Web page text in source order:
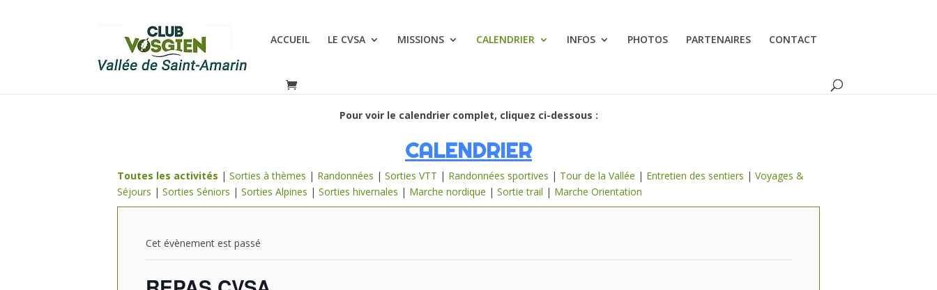
ACCUEIL LE CVSA MISSIONS CALENDRIER INFOS PHOTOS PARTENAIRES CONTACT
Pour voir le calendrier complet, cliquez ci-dessous :
CALENDRIER
Toutes les activités | Sorties à thèmes | Randonnées | Sorties VTT | Randonnées sportives | Tour de la Vallée | Entretien des sentiers | Voyages &
Séjours | Sorties Séniors | Sorties Alpines | Sorties hivernales | Marche nordique | Sortie trail | Marche Orientation
Cet évènement est passé